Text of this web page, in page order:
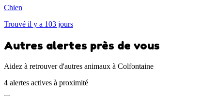
Chien
Trouvé il y a 103 jours
Autres alertes près de vous
Aidez à retrouver d'autres animaux à Colfontaine
4 alertes actives à proximité